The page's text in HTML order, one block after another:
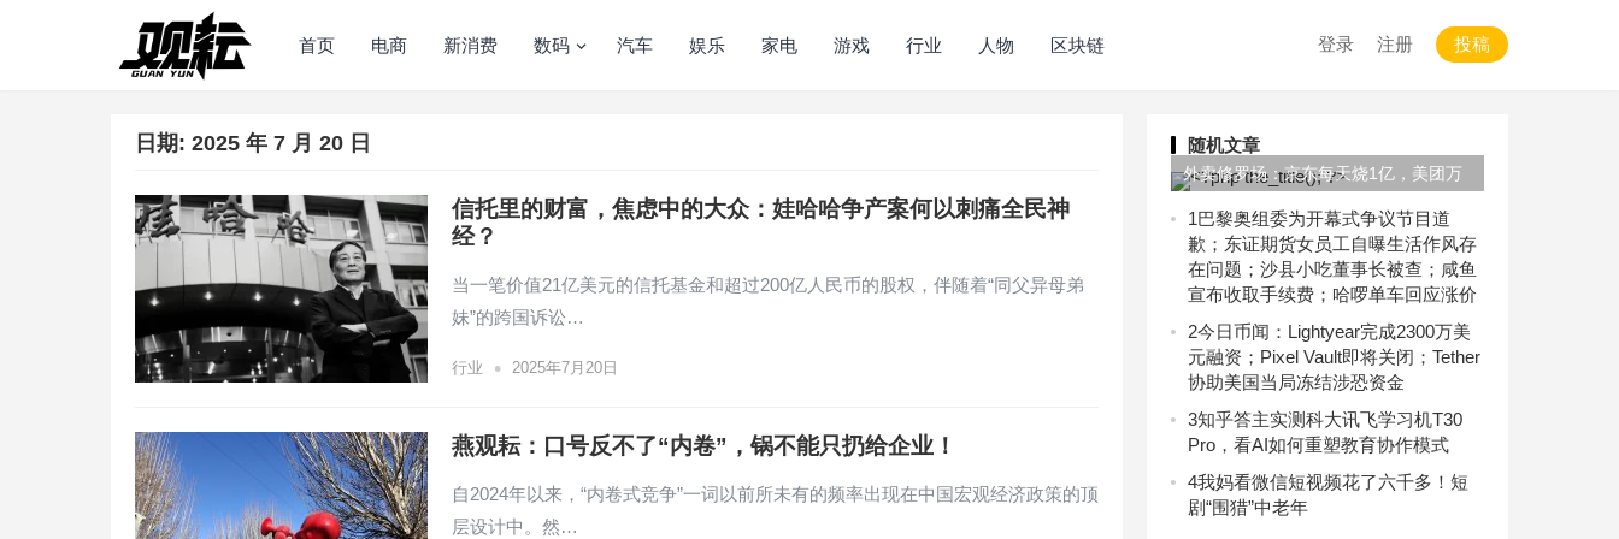
首页 电商 新消费 数码 汽车 娱乐 家电 游戏 行业 人物 区块链 登录 注册 投稿
日期: 2025 年 7 月 20 日
信托里的财富，焦虑中的大众：娃哈哈争产案何以刺痛全民神
经？
当一笔价值21亿美元的信托基金和超过200亿人民币的股权，伴随着“同父异母弟
妹”的跨国诉讼…
行业 • 2025年7月20日
燕观耘：口号反不了“内卷”，锅不能只扔给企业！
自2024年以来，“内卷式竞争”一词以前所未有的频率出现在中国宏观经济政策的顶
层设计中。然…
随机文章
外卖修罗场：京东每天烧1亿，美团万
亿帝国危矣？
1巴黎奥组委为开幕式争议节目道
歉；东证期货女员工自曝生活作风存
在问题；沙县小吃董事长被查；咸鱼
宣布收取手续费；哈啰单车回应涨价
2今日币闻：Lightyear完成2300万美
元融资；Pixel Vault即将关闭；Tether
协助美国当局冻结涉恐资金
3知乎答主实测科大讯飞学习机T30
Pro，看AI如何重塑教育协作模式
4我妈看微信短视频花了六千多！短
剧“围猎”中老年